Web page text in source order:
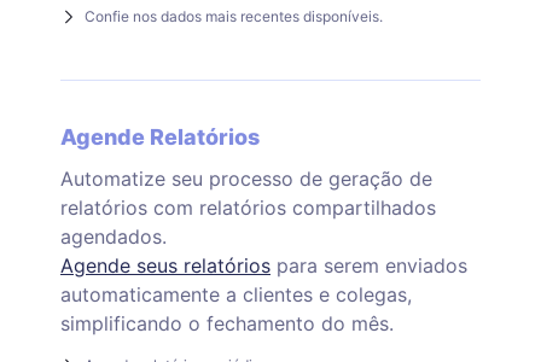
Confie nos dados mais recentes disponíveis.
Agende Relatórios
Automatize seu processo de geração de
relatórios com relatórios compartilhados
agendados.
Agende seus relatórios para serem enviados
automaticamente a clientes e colegas,
simplificando o fechamento do mês.